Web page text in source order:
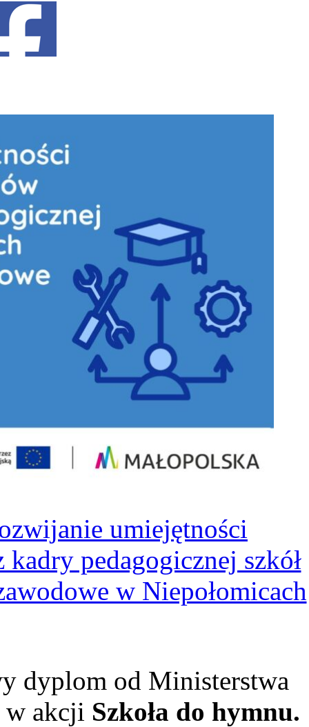
umiejętności
pedagogicznej szkół
w Niepołomicach
dyplom od Ministerstwa
w akcji Szkoła do hymnu.